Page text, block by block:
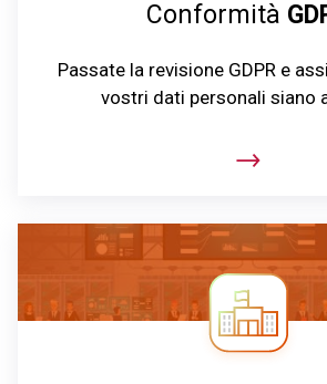
Conformità
Passate la revisione GDPR e
vostri dati personali siano